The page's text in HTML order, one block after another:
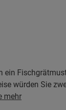
ein
würden Sie
A und B,
mehr